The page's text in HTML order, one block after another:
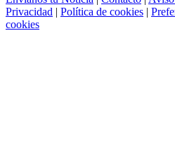
Privacidad | Política de cookies |
cookies